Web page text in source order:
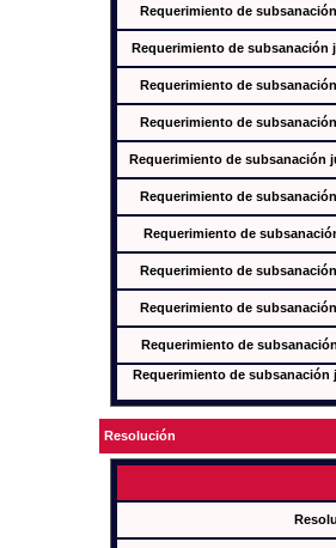
Requerimiento de
Requerimiento de subsanación
Requerimiento de
Requerimiento de
Requerimiento de subsanación
Requerimiento de
Requerimiento de
Requerimiento de
Requerimiento de
Requerimiento de
Requerimiento de
Resolución